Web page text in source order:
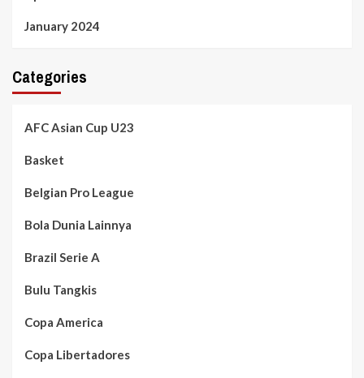
January 2024
Categories
AFC Asian Cup U23
Basket
Belgian Pro League
Bola Dunia Lainnya
Brazil Serie A
Bulu Tangkis
Copa America
Copa Libertadores